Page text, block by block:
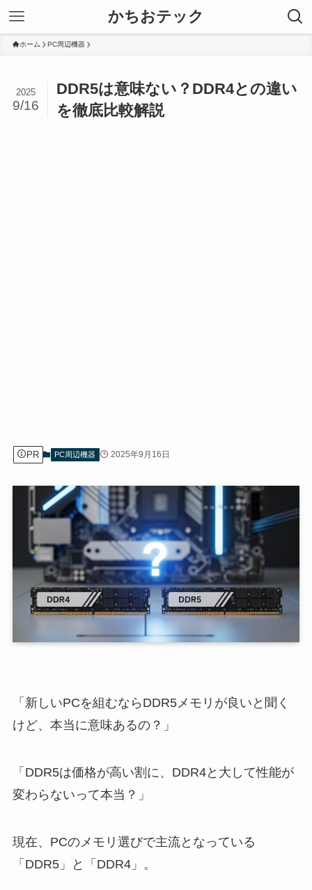
かちおテック
ホーム PC周辺機器
DDR5は意味ない？DDR4との違い
を徹底比較解説
2025
9/16
PR PC周辺機器 2025年9月16日
「新しいPCを組むならDDR5メモリが良いと聞く
けど、本当に意味あるの？」
「DDR5は価格が高い割に、DDR4と大して性能が
変わらないって本当？」
現在、PCのメモリ選びで主流となっている
「DDR5」と「DDR4」。